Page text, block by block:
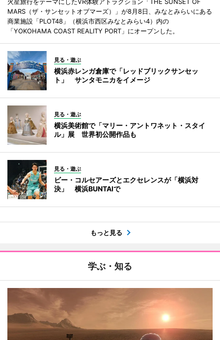
火星旅行をテーマにしたVR体験アトラクション「THE SUNSET OF
MARS（ザ・サンセットオブマーズ）」が8月8日、みなとみらいにある
商業施設「PLOT48」（横浜市西区みなとみらい4）内の
「YOKOHAMA COAST REALITY PORT」にオープンした。
見る・遊ぶ
横浜赤レンガ倉庫で「レッドブリックサンセッ
ト」 サンタモニカをイメージ
見る・遊ぶ
横浜美術館で「マリー・アントワネット・スタイ
ル」展 世界初公開作品も
見る・遊ぶ
ビー・コルセアーズとエクセレンスが「横浜対
決」 横浜BUNTAIで
もっと見る
学ぶ・知る